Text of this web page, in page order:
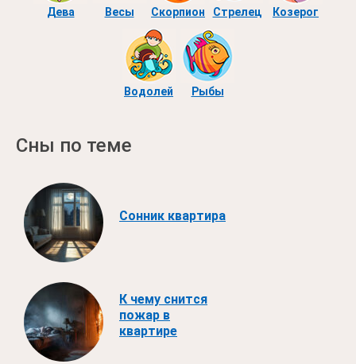
Дева Весы Скорпион Стрелец Козерог
Водолей Рыбы
Сны по теме
Сонник квартира
К чему снится
пожар в
квартире